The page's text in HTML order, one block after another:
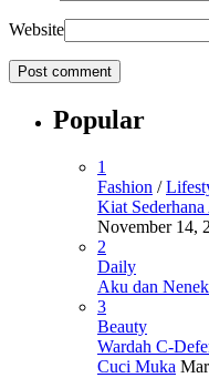
Website
Popular
1
Fashion /
Kiat
November 14,
2
Daily
Aku dan
3
Beauty
Wardah C-
Cuci Muka